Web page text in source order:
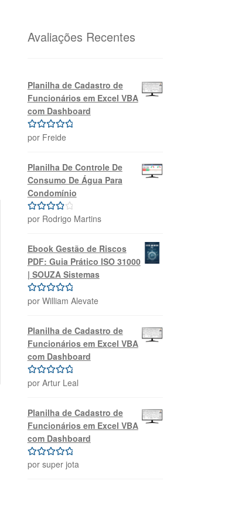
R$69,99.R$39,99.
Avaliações Recentes
Planilha de Cadastro de
Funcionários em Excel VBA
com Dashboard
Avaliação5
por Freide
Planilha De Controle De
Consumo De Água Para
Condomínio
Avaliação
por Rodrigo Martins
Ebook Gestão de Riscos
PDF: Guia Prático ISO 31000
| SOUZA Sistemas
Avaliação5
por William Alevate
Planilha de Cadastro de
Funcionários em Excel VBA
com Dashboard
Avaliação 5
por Artur Leal
Planilha de Cadastro de
Funcionários em Excel VBA
com Dashboard
Avaliação5
por super jota